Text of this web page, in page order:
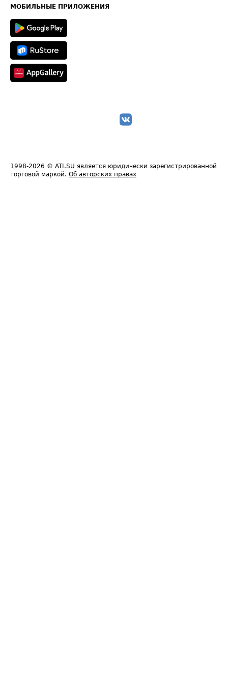
Техническая информация
МОБИЛЬНЫЕ ПРИЛОЖЕНИЯ
1998-2026 © ATI.SU является юридически зарегистрированной
торговой маркой. Об авторских правах